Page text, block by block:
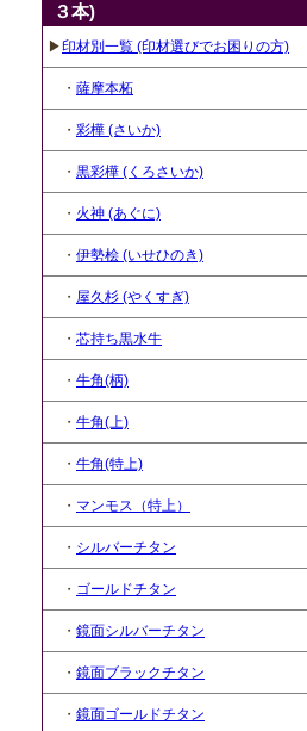
３本)
▶印材別一覧 (印材選びでお困りの方)
・ 薩摩本柘
・ 彩樺 (さいか)
・ 黒彩樺 (くろさいか)
・ 火神 (あぐに)
・ 伊勢桧 (いせひのき)
・ 屋久杉 (やくすぎ)
・ 芯持ち黒水牛
・ 牛角(柄)
・ 牛角(上)
・ 牛角(特上)
・ マンモス（特上）
・ シルバーチタン
・ ゴールドチタン
・ 鏡面シルバーチタン
・ 鏡面ブラックチタン
・ 鏡面ゴールドチタン